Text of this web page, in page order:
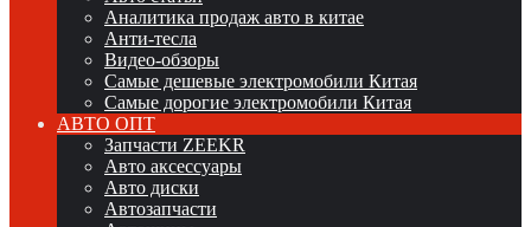
Аналитика продаж авто в китае
Анти-тесла
Видео-обзоры
Самые дешевые электромобили Китая
Самые дорогие электромобили Китая
АВТО ОПТ
Запчасти ZEEKR
Авто аксессуары
Авто диски
Автозапчасти